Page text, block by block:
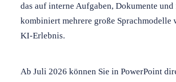
das auf interne Aufgaben, Dokumente
kombiniert mehrere große
KI-Erlebnis.
Ab Juli 2026 können Sie in PowerPoint